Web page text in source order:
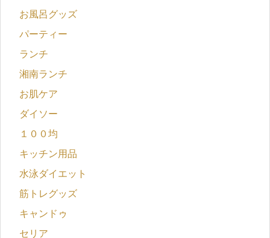
お風呂グッズ
パーティー
ランチ
湘南ランチ
お肌ケア
ダイソー
１００均
キッチン用品
水泳ダイエット
筋トレグッズ
キャンドゥ
セリア